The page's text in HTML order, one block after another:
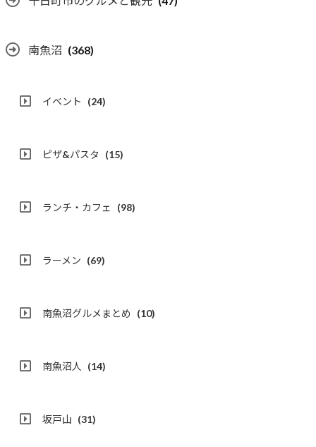
南魚沼 (368)
イベント (24)
ピザ&パスタ (15)
ランチ・カフェ (98)
ラーメン (69)
南魚沼グルメまとめ (10)
南魚沼人 (14)
坂戸山 (31)